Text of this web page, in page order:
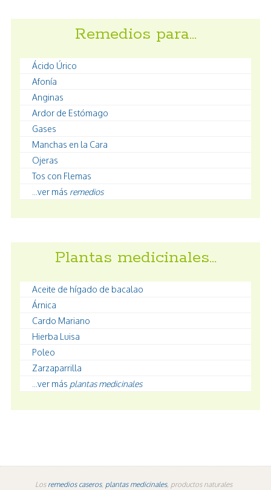
Remedios para…
Ácido Úrico
Afonía
Anginas
Ardor de Estómago
Gases
Manchas en la Cara
Ojeras
Tos con Flemas
...ver más remedios
Plantas medicinales…
Aceite de hígado de bacalao
Árnica
Cardo Mariano
Hierba Luisa
Poleo
Zarzaparrilla
...ver más plantas medicinales
Los remedios caseros, plantas medicinales, productos naturales